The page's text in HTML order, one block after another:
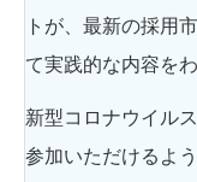
トが、最新の採用
て実践的な内容を
新型コロナウイル
参加いただけるよ